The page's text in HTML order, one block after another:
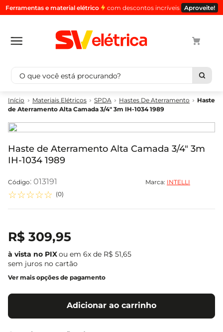
Ferramentas e material elétrico com descontos incríveis Aproveite!
O que você está procurando?
Materiais Elétricos SPDA Hastes De Aterramento
Haste
de Aterramento Alta Camada 3/4" 3m IH-1034 1989
Haste de Aterramento Alta Camada 3/4" 3m
IH-1034 1989
: 013191 Marca: INTELLI
☆☆☆☆☆ (0)
R$ 309,95
ou em 6x de R$ 51,65
sem juros no cartão
Ver mais opções de pagamento
Adicionar ao carrinho
Termos mais buscados
2º
luminaria
3º
tomada
4º
4
eletroduto